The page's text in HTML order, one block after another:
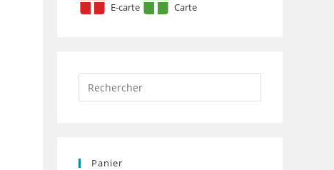
E-carte Carte
Panier